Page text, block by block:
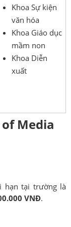
Khoa Sự kiện
văn hóa
Khoa Giáo dục
mầm non
Khoa Diễn
xuất
Media
hạn tại trường là
VNĐ.